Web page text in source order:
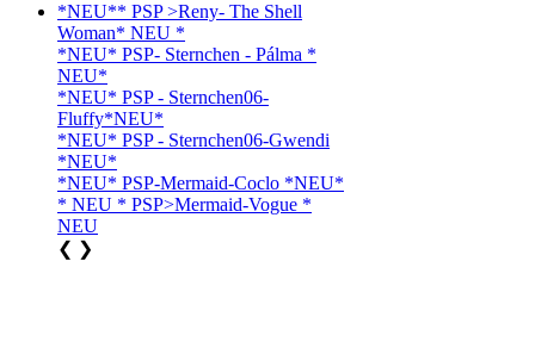
*NEU** PSP >Reny- The Shell
Woman* NEU *
*NEU* PSP- Sternchen - Pálma *
NEU*
*NEU* PSP - Sternchen06-
Fluffy*NEU*
*NEU* PSP - Sternchen06-Gwendi
*NEU*
*NEU* PSP-Mermaid-Coclo *NEU*
* NEU * PSP>Mermaid-Vogue *
NEU
❮ ❯